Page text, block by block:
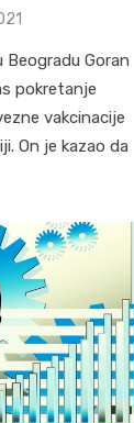
Beogradu Goran
pokretanje
vakcinacije
On je kazao da